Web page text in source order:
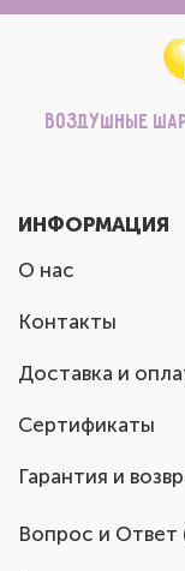
Воздушные
ИНФОРМАЦИЯ
О нас
Контакты
Доставка и
Сертификаты
Гарантия и
Вопрос и Ответ